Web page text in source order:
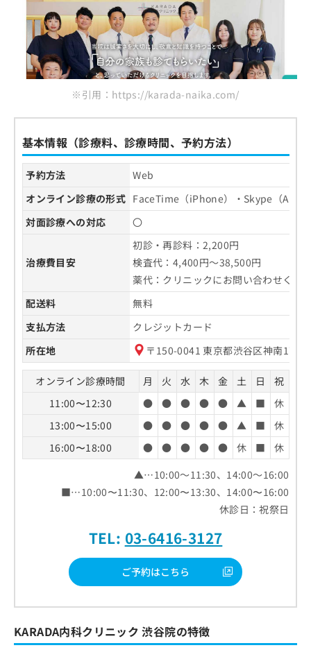
※引用：https://karada-naika.com/
基本情報（診療料、診療時間、予約方法）
予約方法
Web
オンライン診療の形式 FaceTime（iPhone）・Skype（
対面診療への対応
〇
治療費目安
初診・再診料：2,200円
検査代：4,400円～38,500円
薬代：クリニックにお問い合わせくだ
配送料
無料
支払方法
クレジットカード
所在地
〒150-0041 東京都渋谷区神南1丁
オンライン診療時間 月 火 水 木 金 土 日
祝
11:00〜12:30
● ● ● ● ● ▲ ■
休
13:00〜15:00
● ● ● ● ● ▲ ■
休
16:00〜18:00
● ● ● ● ● 休 ■
休
▲…10:00～11:30、14:00～16:00
■…10:00〜11:30、12:00〜13:30、14:00〜16:00
休診日：祝祭日
TEL: 03-6416-3127
ご予約はこちら
KARADA内科クリニック 渋谷院の特徴